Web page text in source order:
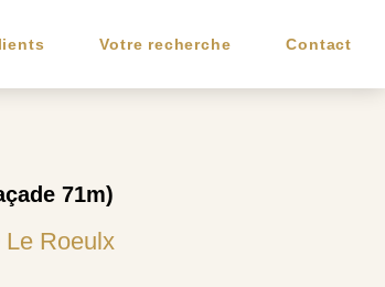
Votre recherche Contact
71m)
Le Roeulx